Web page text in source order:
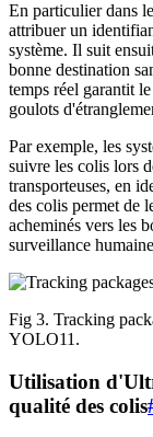
En particulier dans
attribuer un
système. Il suit
bonne destination
temps réel garantit
goulots
Par exemple, les
suivre les colis lors
transporteuses, en
des colis permet de
acheminés vers les
surveillance
Fig 3. Tracking
YOLO11.
Utilisation
qualité des colis